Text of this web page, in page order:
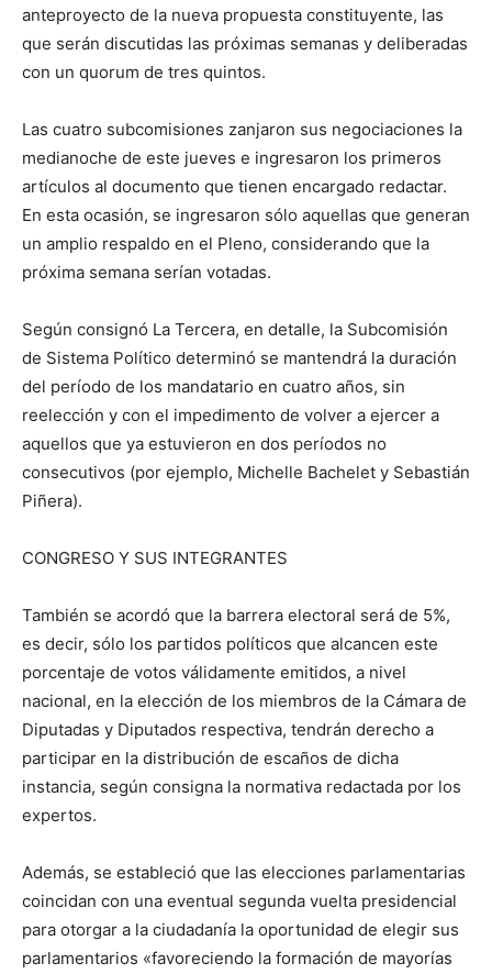
anteproyecto de la nueva propuesta constituyente, las
que serán discutidas las próximas semanas y deliberadas
con un quorum de tres quintos.
Las cuatro subcomisiones zanjaron sus negociaciones la
medianoche de este jueves e ingresaron los primeros
artículos al documento que tienen encargado redactar.
En esta ocasión, se ingresaron sólo aquellas que generan
un amplio respaldo en el Pleno, considerando que la
próxima semana serían votadas.
Según consignó La Tercera, en detalle, la Subcomisión
de Sistema Político determinó se mantendrá la duración
del período de los mandatario en cuatro años, sin
reelección y con el impedimento de volver a ejercer a
aquellos que ya estuvieron en dos períodos no
consecutivos (por ejemplo, Michelle Bachelet y Sebastián
Piñera).
CONGRESO Y SUS INTEGRANTES
También se acordó que la barrera electoral será de 5%,
es decir, sólo los partidos políticos que alcancen este
porcentaje de votos válidamente emitidos, a nivel
nacional, en la elección de los miembros de la Cámara de
Diputadas y Diputados respectiva, tendrán derecho a
participar en la distribución de escaños de dicha
instancia, según consigna la normativa redactada por los
expertos.
Además, se estableció que las elecciones parlamentarias
coincidan con una eventual segunda vuelta presidencial
para otorgar a la ciudadanía la oportunidad de elegir sus
parlamentarios «favoreciendo la formación de mayorías